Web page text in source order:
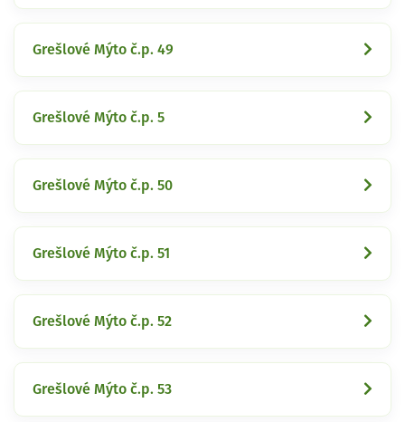
Grešlové Mýto č.p. 49
Grešlové Mýto č.p. 5
Grešlové Mýto č.p. 50
Grešlové Mýto č.p. 51
Grešlové Mýto č.p. 52
Grešlové Mýto č.p. 53